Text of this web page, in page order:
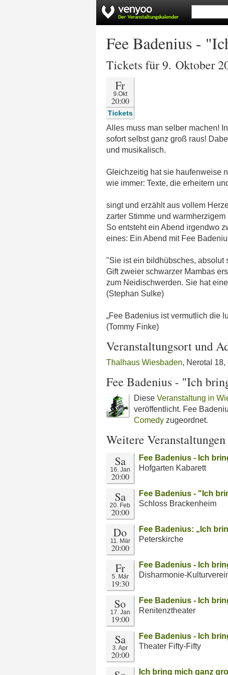
Fee Badenius -
Tickets für 9. Oktober
Fr
9.Okt
20:00
Tickets
Alles muss man selber machen!
sofort selbst ganz groß raus!
und musikalisch.
Gleichzeitig hat sie haufenweise
wie immer: Texte, die erheitern
singt und erzählt aus vollem
zarter Stimme und
So entsteht ein Abend irgendwo
eines: Ein Abend mit Fee
"Sie ist ein bildhübsches, absolut
Gift zweier schwarzer Mambas
zum Neidischwerden. Sie hat
(Stephan Sulke)
„Fee Badenius ist vermutlich die
(Tommy Finke)
Veranstaltungsort und
Thalhaus Wiesbaden, Nerotal
Fee Badenius - "Ich
Diese Veranstaltung in
veröffentlicht. Fee
Comedy zugeordnet.
Weitere Veranstaltungen
Sa
16. Jan
20:00
Fee Badenius - Ich
Hofgarten Kabarett
Sa
20. Feb
20:00
Fee Badenius - "Ich
Schloss Brackenheim
Do
11. Mär
20:00
Fee Badenius: „Ich
Peterskirche
Fr
5. Mär
19:30
Fee Badenius - Ich
Disharmonie-
So
17. Jan
19:00
Fee Badenius - Ich
Renitenztheater
Sa
3. Apr
20:00
Fee Badenius - Ich
Theater Fifty-Fifty
Ich bring mich ganz